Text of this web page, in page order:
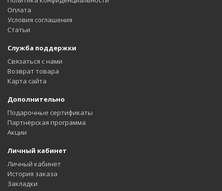
Оплата
Условия соглашения
Статьи
Служба поддержки
Связаться с нами
Возврат товара
Карта сайта
Дополнительно
Подарочные сертификаты
Партнёрская программа
Акции
Личный кабинет
Личный кабинет
История заказа
Закладки